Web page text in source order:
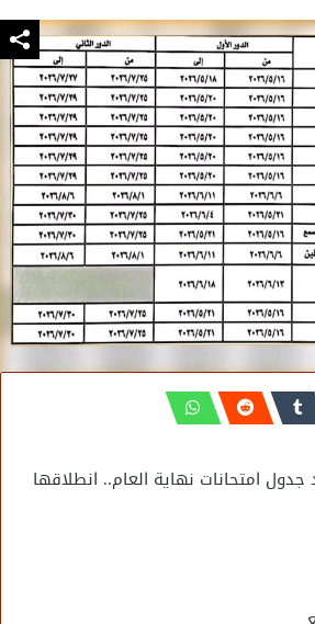
امتحانات نهاية العام.. انطلاقها